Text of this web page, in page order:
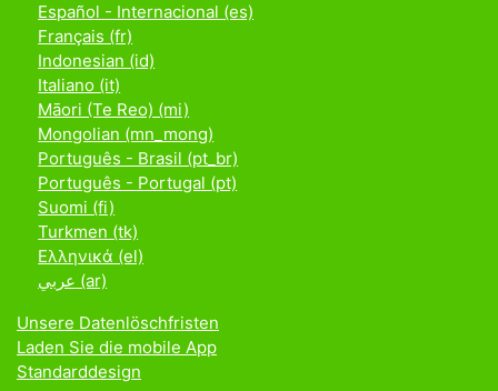
Español - Internacional ‎(es)‎
Français ‎(fr)‎
Indonesian ‎(id)‎
Italiano ‎(it)‎
Māori (Te Reo) ‎(mi)‎
Mongolian ‎(mn_mong)‎
Português - Brasil ‎(pt_br)‎
Português - Portugal ‎(pt)‎
Suomi ‎(fi)‎
Turkmen ‎(tk)‎
Ελληνικά ‎(el)‎
عربي ‎(ar)‎
Unsere Datenlöschfristen
Laden Sie die mobile App
Standarddesign